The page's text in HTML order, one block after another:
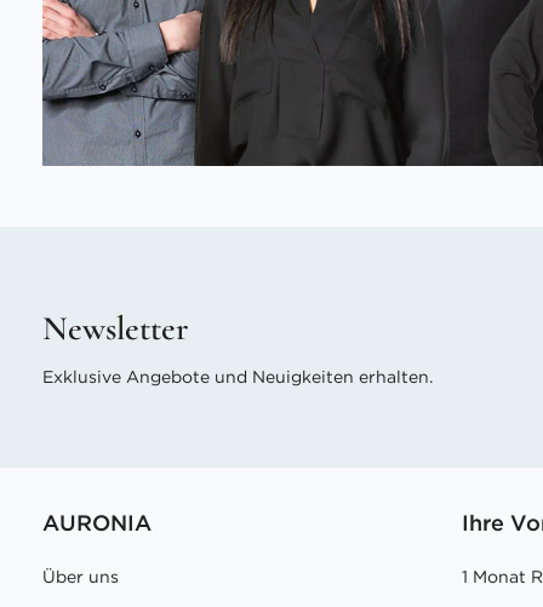
Newsletter
Exklusive Angebote und Neuigkeiten erhalten.
AURONIA
Über uns
Ihre
1 Monat